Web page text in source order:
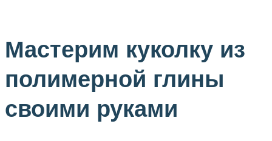
Мастерим куколку из
полимерной глины
своими руками